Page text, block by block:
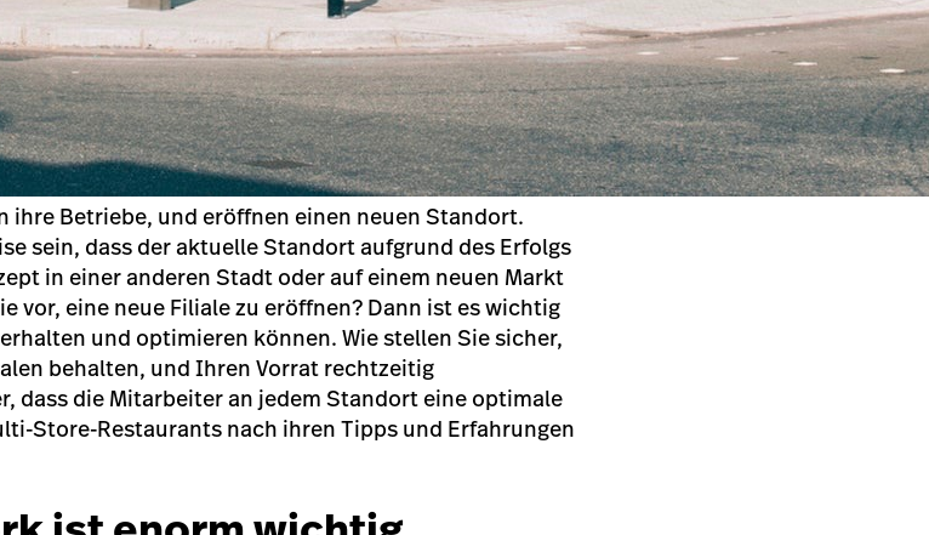
ihre Betriebe, und eröffnen einen neuen Standort.
sein, dass der aktuelle Standort aufgrund des Erfolgs
in einer anderen Stadt oder auf einem neuen Markt
vor, eine neue Filiale zu eröffnen? Dann ist es wichtig
und optimieren können. Wie stellen Sie sicher,
behalten, und Ihren Vorrat rechtzeitig
dass die Mitarbeiter an jedem Standort eine optimale
Store-Restaurants nach ihren Tipps und Erfahrungen